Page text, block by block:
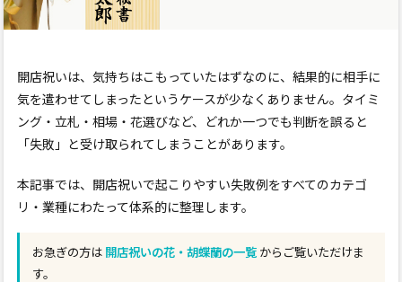
開店祝いは、気持ちはこもっていたはずなのに、結果的に相手に
気を遣わせてしまったというケースが少なくありません。タイミ
ング・立札・相場・花選びなど、どれか一つでも判断を誤ると
「失敗」と受け取られてしまうことがあります。
本記事では、開店祝いで起こりやすい失敗例をすべてのカテゴ
リ・業種にわたって体系的に整理します。
お急ぎの方は 開店祝いの花・胡蝶蘭の一覧 からご覧いただけま
す。